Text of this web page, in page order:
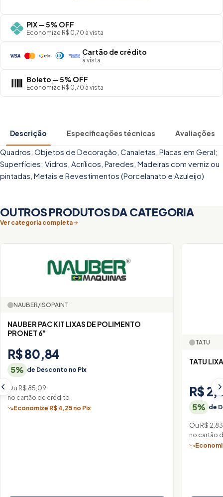
PIX — 5% OFF
Economize R$ 0,70 à vista
Cartão de crédito
à vista
Boleto — 5% OFF
Economize R$ 0,70 à vista
Descrição Especificações técnicas Avaliações
Quadros, Objetos de Decoração, Canaletas, Placas em Geral;
Superfícies: Vidros, Acrílicos, Paredes, Madeiras com verniz ou
pintadas, Metais e Revestimentos (Porcelanato e Azuleijo)
OUTROS PRODUTOS DA CATEGORIA
Ver categoria completa
NAUBER/ISOPAINT
NAUBER PAC KIT LIXAS DE POLIMENTO
PRONET 6"
R$ 80,84
5% de Desconto no Pix
Ou R$ 85,09
no cartão de crédito
Economize R$ 4,25 no Pix
TATU
TATU
R$
5% de
Ou R$ 2,83
no cartão